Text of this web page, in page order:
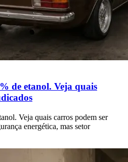
de etanol. Veja quais
Veja quais carros podem ser
energética, mas setor